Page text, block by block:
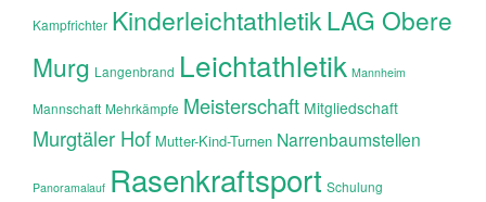
Kampfrichter KinderleichtathletikLAG Obere
Murg Langenbrand Leichtathletik Mannheim
Mannschaft Mehrkämpfe Meisterschaft Mitgliedschaft
Murgtäler Hof Mutter-Kind-Turnen Narrenbaumstellen
Panoramalauf Rasenkraftsport Schulung